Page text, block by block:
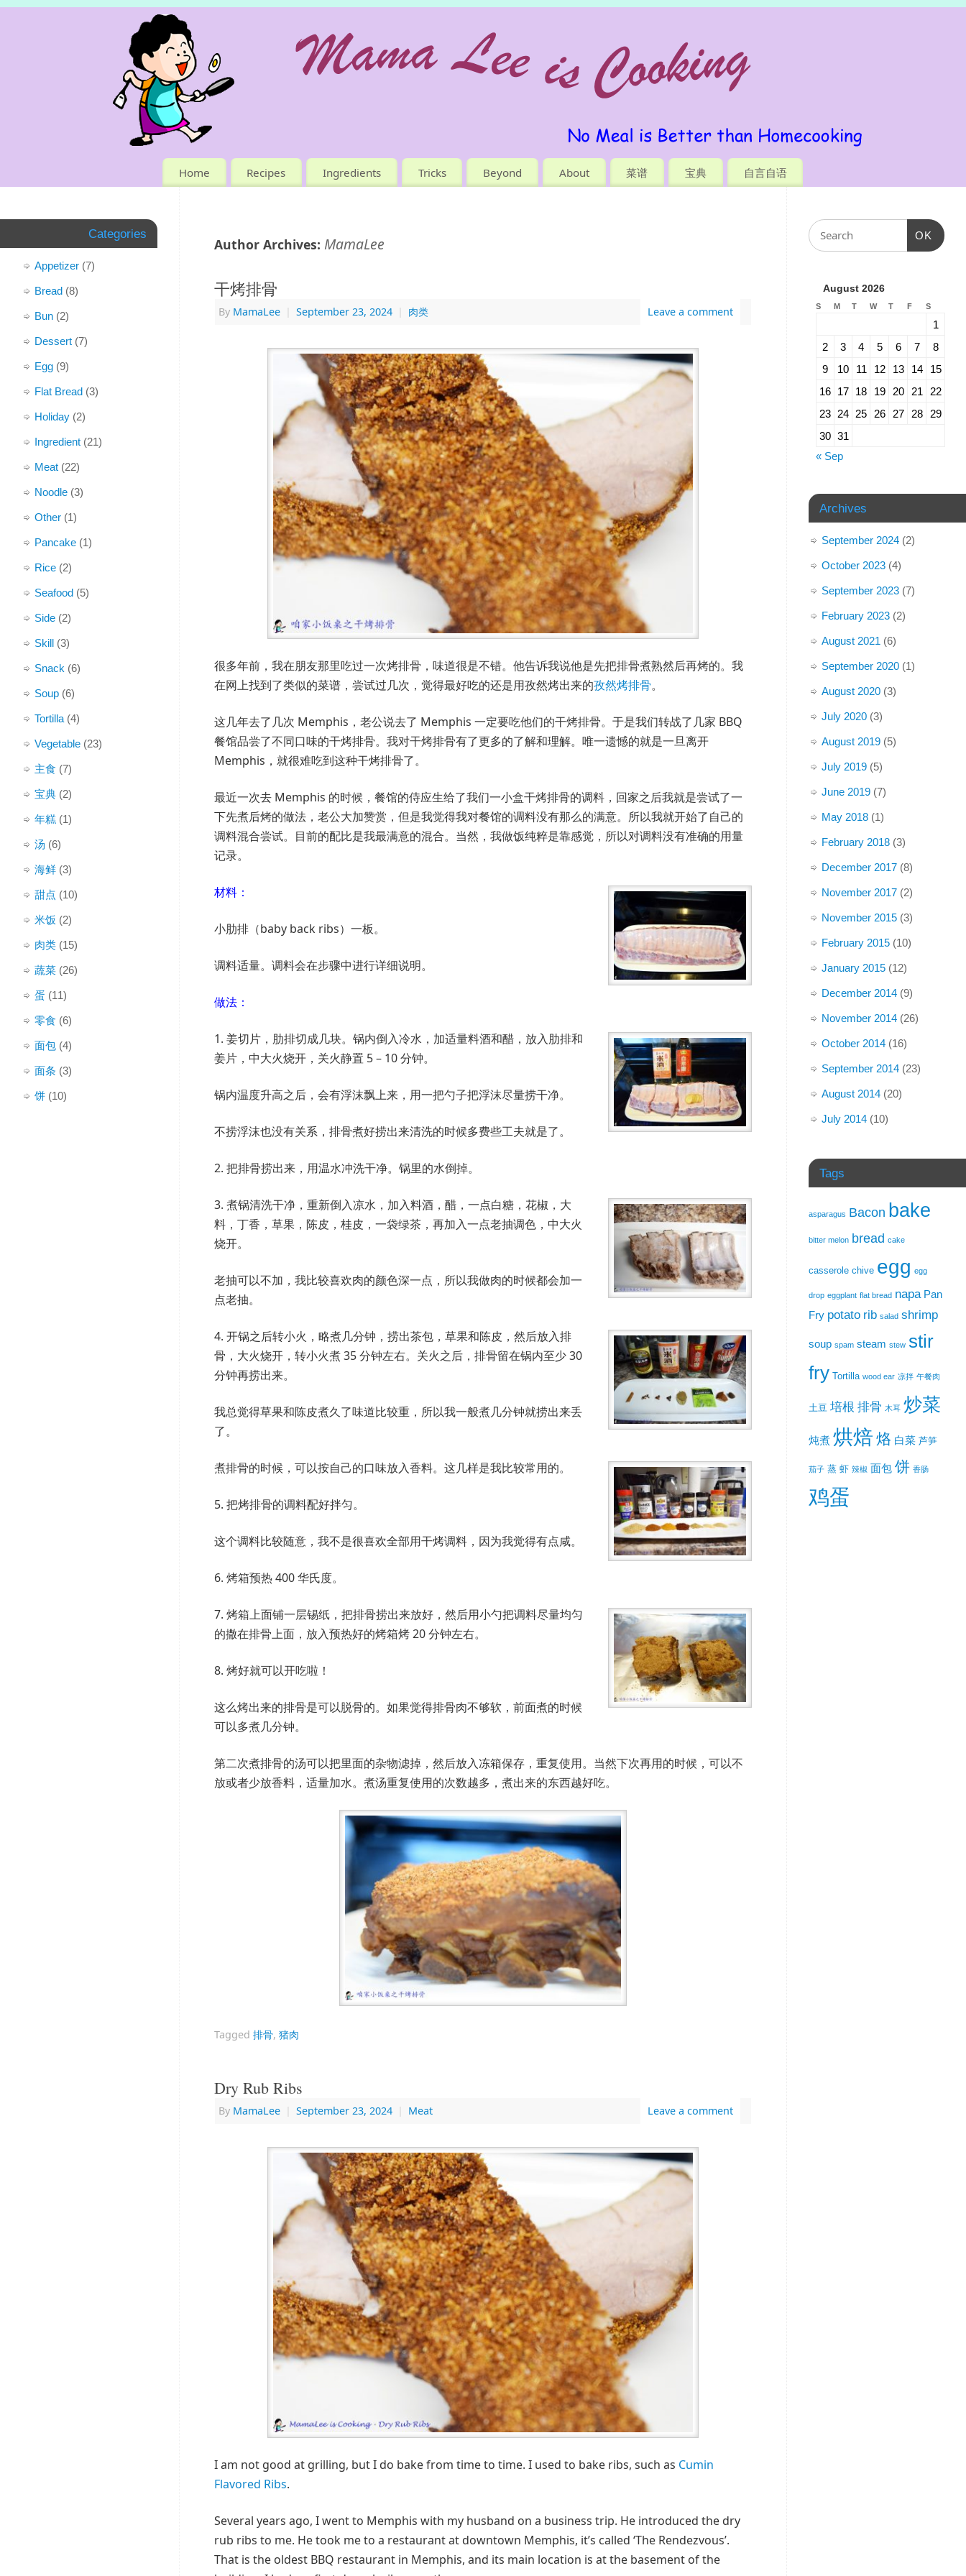
Home Recipes Ingredients Tricks Beyond About 菜谱 宝典 自言自语
Author Archives: MamaLee
干烤排骨
By MamaLee September 23, 2024 肉类 Leave a comment
很多年前，我在朋友那里吃过一次烤排骨，味道很是不错。他告诉我说他是先把排骨煮熟然后再烤的。我
在网上找到了类似的菜谱，尝试过几次，觉得最好吃的还是用孜然烤出来的孜然烤排骨。
这几年去了几次 Memphis，老公说去了 Memphis 一定要吃他们的干烤排骨。于是我们转战了几家 BBQ
餐馆品尝了不同口味的干烤排骨。我对干烤排骨有了更多的了解和理解。唯一遗憾的就是一旦离开
Memphis，就很难吃到这种干烤排骨了。
最近一次去 Memphis 的时候，餐馆的侍应生给了我们一小盒干烤排骨的调料，回家之后我就是尝试了一
下先煮后烤的做法，老公大加赞赏，但是我觉得我对餐馆的调料没有那么的满意。所以我就开始了自己的
调料混合尝试。目前的配比是我最满意的混合。当然，我做饭纯粹是靠感觉，所以对调料没有准确的用量
记录。
材料：
小肋排（baby back ribs）一板。
调料适量。调料会在步骤中进行详细说明。
做法：
1. 姜切片，肋排切成几块。锅内倒入冷水，加适量料酒和醋，放入肋排和
姜片，中大火烧开，关火静置 5 – 10 分钟。
锅内温度升高之后，会有浮沫飘上来，用一把勺子把浮沫尽量捞干净。
不捞浮沫也没有关系，排骨煮好捞出来清洗的时候多费些工夫就是了。
2. 把排骨捞出来，用温水冲洗干净。锅里的水倒掉。
3. 煮锅清洗干净，重新倒入凉水，加入料酒，醋，一点白糖，花椒，大
料，丁香，草果，陈皮，桂皮，一袋绿茶，再加入一点老抽调色，中大火
烧开。
老抽可以不加，我比较喜欢肉的颜色深一点，所以我做肉的时候都会加一
点老抽。
4. 开锅之后转小火，略煮几分钟，捞出茶包，草果和陈皮，然后放入排
骨，大火烧开，转小火煮 35 分钟左右。关火之后，排骨留在锅内至少 30
分钟再捞出来。
我总觉得草果和陈皮煮久了味道比较重，所以我一般煮几分钟就捞出来丢
了。
煮排骨的时候，可以按自己的口味放入香料。这几样是我比较常用的。
5. 把烤排骨的调料配好拌匀。
这个调料比较随意，我不是很喜欢全部用干烤调料，因为我觉得有点咸。
6. 烤箱预热 400 华氏度。
7. 烤箱上面铺一层锡纸，把排骨捞出来放好，然后用小勺把调料尽量均匀
的撒在排骨上面，放入预热好的烤箱烤 20 分钟左右。
8. 烤好就可以开吃啦！
这么烤出来的排骨是可以脱骨的。如果觉得排骨肉不够软，前面煮的时候
可以多煮几分钟。
第二次煮排骨的汤可以把里面的杂物滤掉，然后放入冻箱保存，重复使用。当然下次再用的时候，可以不
放或者少放香料，适量加水。煮汤重复使用的次数越多，煮出来的东西越好吃。
Tagged 排骨, 猪肉
Dry Rub Ribs
By MamaLee September 23, 2024 Meat Leave a comment
I am not good at grilling, but I do bake from time to time. I used to bake ribs, such as Cumin
Flavored Ribs.
Several years ago, I went to Memphis with my husband on a business trip. He introduced the dry
rub ribs to me. He took me to a restaurant at downtown Memphis, it’s called ‘The Rendezvous’.
That is the oldest BBQ restaurant in Memphis, and its main location is at the basement of the
Categories
Appetizer (7)
Bread (8)
Bun (2)
Dessert (7)
Egg (9)
Flat Bread (3)
Holiday (2)
Ingredient (21)
Meat (22)
Noodle (3)
Other (1)
Pancake (1)
Rice (2)
Seafood (5)
Side (2)
Skill (3)
Snack (6)
Soup (6)
Tortilla (4)
Vegetable (23)
主食 (7)
宝典 (2)
年糕 (1)
汤 (6)
海鲜 (3)
甜点 (10)
米饭 (2)
肉类 (15)
蔬菜 (26)
蛋 (11)
零食 (6)
面包 (4)
面条 (3)
饼 (10)
OK
August 2026
S M T W T F S
1
2
3 4 5 6 7
8
9
10 11 12 13 14
15
16 17 18 19 20 21
22
23 24 25 26 27 28
29
30 31
« Sep
Archives
September 2024 (2)
October 2023 (4)
September 2023 (7)
February 2023 (2)
August 2021 (6)
September 2020 (1)
August 2020 (3)
July 2020 (3)
August 2019 (5)
July 2019 (5)
June 2019 (7)
May 2018 (1)
February 2018 (3)
December 2017 (8)
November 2017 (2)
November 2015 (3)
February 2015 (10)
January 2015 (12)
December 2014 (9)
November 2014 (26)
October 2014 (16)
September 2014 (23)
August 2014 (20)
July 2014 (10)
Tags
asparagus Bacon bake
bitter melon bread cake
casserole chive egg egg
drop eggplant flat bread napa Pan
Fry potato rib salad shrimp
soup spam steam stew stir
fry Tortilla wood ear 凉拌 午餐肉
土豆 培根 排骨 木耳 炒菜
炖煮 烘焙 烙 白菜 芦笋
茄子 蒸 虾 辣椒 面包 饼 香肠
鸡蛋